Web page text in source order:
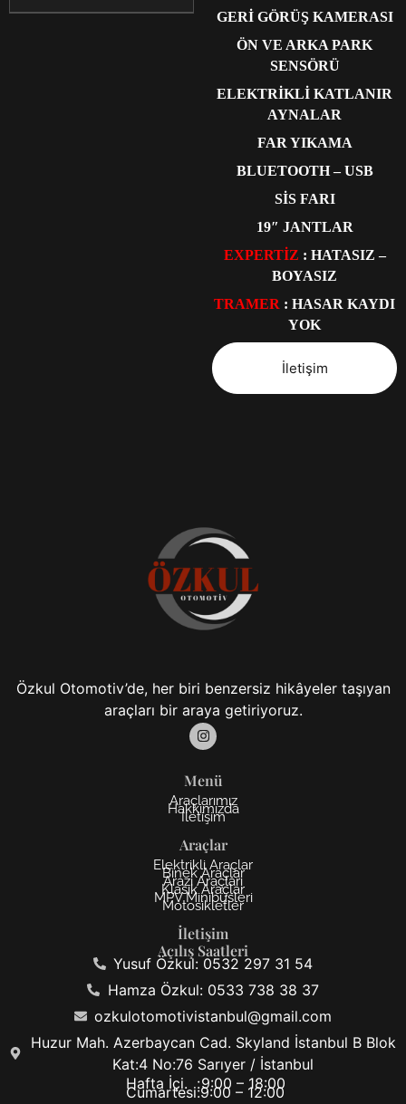
GERİ GÖRÜŞ KAMERASI
ÖN VE ARKA PARK
SENSÖRÜ
ELEKTRİKLİ KATLANIR
AYNALAR
FAR YIKAMA
BLUETOOTH – USB
SİS FARI
19″ JANTLAR
EXPERTİZ : HATASIZ –
BOYASIZ
TRAMER : HASAR KAYDI
YOK
İletişim
Özkul Otomotiv’de, her biri benzersiz hikâyeler taşıyan
araçları bir araya getiriyoruz.
Menü
Araçlarımız
Hakkımızda
İletişim
Araçlar
Elektrikli Araçlar
Binek Araçlar
Arazi Araçları
Klasik Araçlar
MPV Minibüsleri
Motosikletler
İletişim
Açılış Saatleri
Yusuf Özkul: 0532 297 31 54
Hamza Özkul: 0533 738 38 37
ozkulotomotivistanbul@gmail.com
Huzur Mah. Azerbaycan Cad. Skyland İstanbul B Blok
Kat:4 No:76 Sarıyer / İstanbul
Hafta İçi. :9:00 – 18:00
Cumartesi:9:00 – 12:00